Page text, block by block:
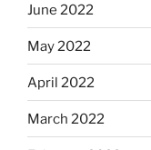
June 2022
May 2022
April 2022
March 2022